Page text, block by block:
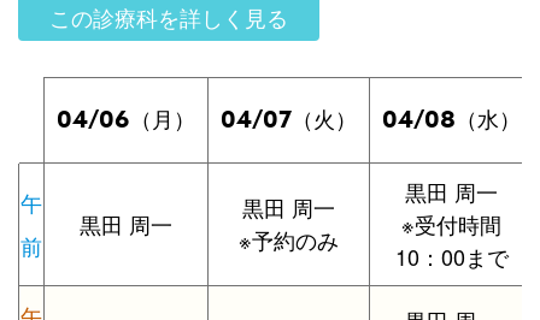
この診療科を詳しく見る
04/06 （月） 04/07 （火） 04/08 （水）
午
前
黒田 周一
黒田 周一
※予約のみ
黒田 周一
※受付時間
10：00まで